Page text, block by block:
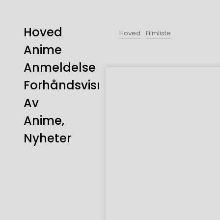
Hoved
Anime
Anmeldelse
Forhåndsvisning
Av
Anime,
Nyheter
Hoved Filmliste